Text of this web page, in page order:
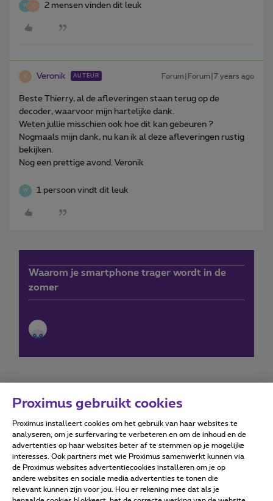
W V 2 mensen vinden dit leuk
V Veronik AUTEUR Forum|Forum|7 years ago
Beste Thierry, al de afleveringen staan terug op de
decoder, waarvoor mijn hartelijke dank.
Weten jullie misschien ook hoe dit kan gebeuren ?
Nogmaals mijn dank, nu kan ik al deze afleveringen rustig
bekijken.
Nog een prettige avond. Veronik
W 1 persoon vindt dit leuk
Waarom je smartphone trager wordt in de
zomer
Forumvoorwaarden Accessibility statement
Alle rechten voorbehouden. © Proximus
Proximus gebruikt cookies
Proximus installeert cookies om het gebruik van haar websites te
analyseren, om je surfervaring te verbeteren en om de inhoud en de
advertenties op haar websites beter af te stemmen op je mogelijke
interesses. Ook partners met wie Proximus samenwerkt kunnen via
de Proximus websites advertentiecookies installeren om je op
andere websites en sociale media advertenties te tonen die
relevant kunnen zijn voor jou. Hou er rekening mee dat als je